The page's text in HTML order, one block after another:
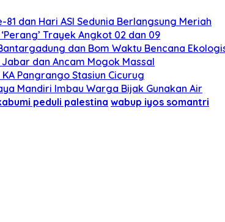
dan Hari ASI Sedunia Berlangsung Meriah
Trayek Angkot 02 dan 09
dan Bom Waktu Bencana
Jabar dan Ancam Mogok Massal
Pangrango Stasiun Cicurug
Mandiri Imbau Warga Bijak Gunakan Air
peduli palestina wabup iyos somantri